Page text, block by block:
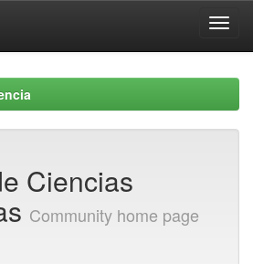
Ciencias
Community home page